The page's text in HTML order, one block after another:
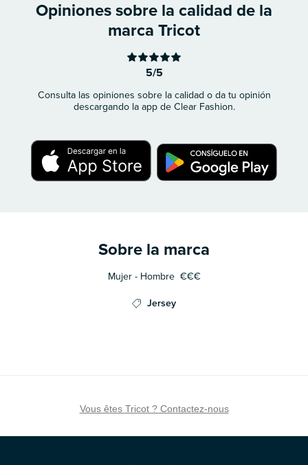
Opiniones sobre la calidad de la
marca Tricot
5/5
Consulta las opiniones sobre la calidad o da tu opinión
descargando la app de Clear Fashion.
Sobre la marca
Mujer - Hombre €€€
Jersey
Vous êtes Tricot ? Contactez-nous